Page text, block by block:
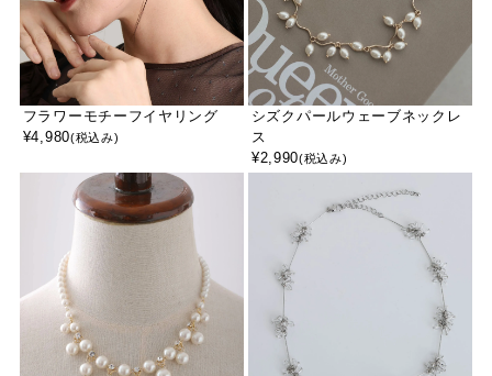
フラワーモチーフイヤリング
¥4,980(税込み)
シズクパールウェーブネックレ
ス
¥2,990(税込み)